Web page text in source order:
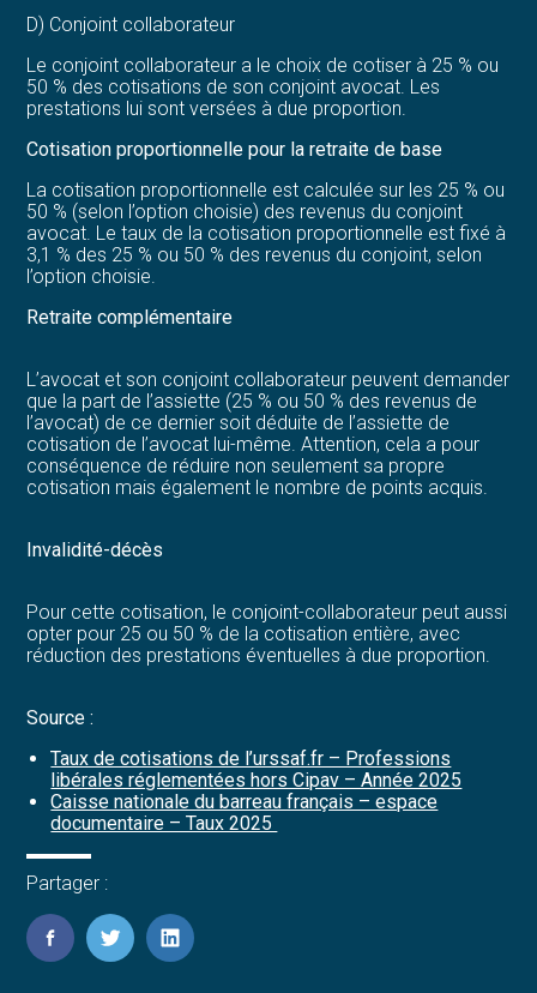
D) Conjoint collaborateur
Le conjoint collaborateur a le choix de cotiser à 25 % ou
50 % des cotisations de son conjoint avocat. Les
prestations lui sont versées à due proportion.
Cotisation proportionnelle pour la retraite de base
La cotisation proportionnelle est calculée sur les 25 % ou
50 % (selon l’option choisie) des revenus du conjoint
avocat. Le taux de la cotisation proportionnelle est fixé à
3,1 % des 25 % ou 50 % des revenus du conjoint, selon
l’option choisie.
Retraite complémentaire
L’avocat et son conjoint collaborateur peuvent demander
que la part de l’assiette (25 % ou 50 % des revenus de
l’avocat) de ce dernier soit déduite de l’assiette de
cotisation de l’avocat lui-même. Attention, cela a pour
conséquence de réduire non seulement sa propre
cotisation mais également le nombre de points acquis.
Invalidité-décès
Pour cette cotisation, le conjoint-collaborateur peut aussi
opter pour 25 ou 50 % de la cotisation entière, avec
réduction des prestations éventuelles à due proportion.
Source :
Taux de cotisations de l’urssaf.fr – Professions
libérales réglementées hors Cipav – Année 2025
Caisse nationale du barreau français – espace
documentaire – Taux 2025
Partager :
FaceBook
TwitterLinkedIn